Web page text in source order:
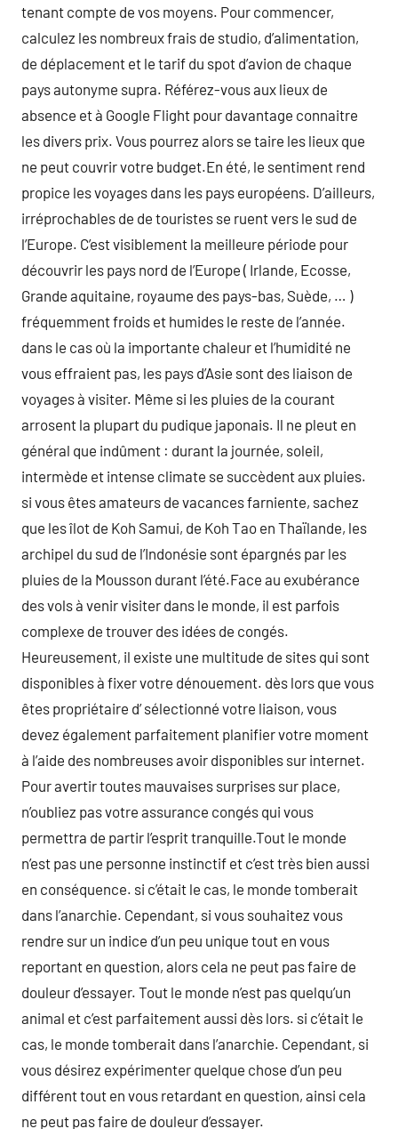
tenant compte de vos moyens. Pour commencer,
calculez les nombreux frais de studio, d’alimentation,
de déplacement et le tarif du spot d’avion de chaque
pays autonyme supra. Référez-vous aux lieux de
absence et à Google Flight pour davantage connaitre
les divers prix. Vous pourrez alors se taire les lieux que
ne peut couvrir votre budget.En été, le sentiment rend
propice les voyages dans les pays européens. D’ailleurs,
irréprochables de de touristes se ruent vers le sud de
l’Europe. C’est visiblement la meilleure période pour
découvrir les pays nord de l’Europe ( Irlande, Ecosse,
Grande aquitaine, royaume des pays-bas, Suède, … )
fréquemment froids et humides le reste de l’année.
dans le cas où la importante chaleur et l’humidité ne
vous effraient pas, les pays d’Asie sont des liaison de
voyages à visiter. Même si les pluies de la courant
arrosent la plupart du pudique japonais. Il ne pleut en
général que indûment : durant la journée, soleil,
intermède et intense climate se succèdent aux pluies.
si vous êtes amateurs de vacances farniente, sachez
que les îlot de Koh Samui, de Koh Tao en Thaïlande, les
archipel du sud de l’Indonésie sont épargnés par les
pluies de la Mousson durant l’été.Face au exubérance
des vols à venir visiter dans le monde, il est parfois
complexe de trouver des idées de congés.
Heureusement, il existe une multitude de sites qui sont
disponibles à fixer votre dénouement. dès lors que vous
êtes propriétaire d’ sélectionné votre liaison, vous
devez également parfaitement planifier votre moment
à l’aide des nombreuses avoir disponibles sur internet.
Pour avertir toutes mauvaises surprises sur place,
n’oubliez pas votre assurance congés qui vous
permettra de partir l’esprit tranquille.Tout le monde
n’est pas une personne instinctif et c’est très bien aussi
en conséquence. si c’était le cas, le monde tomberait
dans l’anarchie. Cependant, si vous souhaitez vous
rendre sur un indice d’un peu unique tout en vous
reportant en question, alors cela ne peut pas faire de
douleur d’essayer. Tout le monde n’est pas quelqu’un
animal et c’est parfaitement aussi dès lors. si c’était le
cas, le monde tomberait dans l’anarchie. Cependant, si
vous désirez expérimenter quelque chose d’un peu
différent tout en vous retardant en question, ainsi cela
ne peut pas faire de douleur d’essayer.